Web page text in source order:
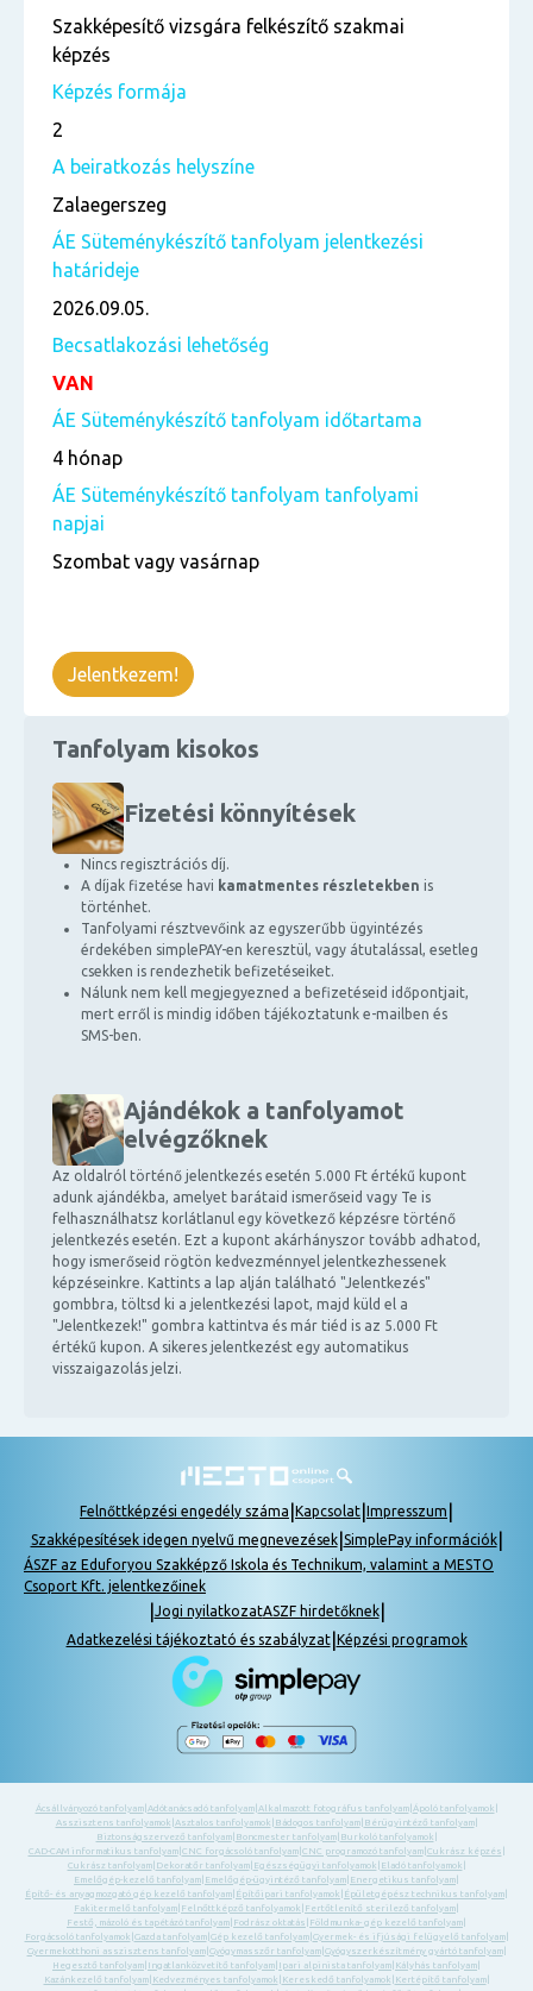
Tanfolyam kisokos
Fizetési könnyítések
Nincs regisztrációs díj.
A díjak fizetése havi kamatmentes részletekben is
történhet.
Tanfolyami résztvevőink az egyszerűbb ügyintézés
érdekében simplePAY-en keresztül, vagy átutalással, esetleg
csekken is rendezhetik befizetéseiket.
Nálunk nem kell megjegyezned a befizetéseid időpontjait,
mert erről is mindig időben tájékoztatunk e-mailben és
SMS-ben.
Ajándékok a tanfolyamot
elvégzőknek
Az oldalról történő jelentkezés esetén 5.000 Ft értékű kupont
adunk ajándékba, amelyet barátaid ismerőseid vagy Te is
felhasználhatsz korlátlanul egy következő képzésre történő
jelentkezés esetén. Ezt a kupont akárhányszor tovább adhatod,
hogy ismerőseid rögtön kedvezménnyel jelentkezhessenek
képzéseinkre. Kattints a lap alján található "Jelentkezés"
gombbra, töltsd ki a jelentkezési lapot, majd küld el a
"Jelentkezek!" gombra kattintva és már tiéd is az 5.000 Ft
értékű kupon. A sikeres jelentkezést egy automatikus
visszaigazolás jelzi.
Szakképesítő vizsgára felkészítő szakmai
képzés
Képzés formája
2
A beiratkozás helyszíne
Zalaegerszeg
ÁE Süteménykészítő tanfolyam jelentkezési
határideje
2026.09.05.
Becsatlakozási lehetőség
VAN
ÁE Süteménykészítő tanfolyam időtartama
4 hónap
ÁE Süteménykészítő tanfolyam tanfolyami
napjai
Szombat vagy vasárnap
Jelentkezem!
Felnőttképzési engedély száma Kapcsolat Impresszum
Szakképesítések idegen nyelvű megnevezések| SimplePay információk|
ÁSZF az Eduforyou Szakképző Iskola és Technikum, valamint a MESTO
Csoport Kft. jelentkezőinek
Jogi nyilatkozatASZF hirdetőknek|
Adatkezelési tájékoztató és szabályzat| Képzési programok
Ácsállványozó tanfolyam| Adótanácsadó tanfolyam| Alkalmazott fotográfus tanfolyam| Ápoló tanfolyamok
Asszisztens tanfolyamok Asztalos tanfolyamok Bádogos tanfolyam| Bérügyintéző tanfolyam|
Biztonságszervező tanfolyam| Boncmester tanfolyam| Burkoló tanfolyamok
CAD-CAM informatikus tanfolyam| CNC forgácsoló tanfolyam| CNC programozó tanfolyam| Cukrász képzés
Cukrász tanfolyam| Dekoratőr tanfolyam| Egészségügyi tanfolyamok Eladó tanfolyamok
Emelőgép-kezelő tanfolyam Emelőgép-ügyintéző tanfolyam Energetikus tanfolyam
Építő- és anyagmozgató gép kezelő tanfolyam Építőipari tanfolyamok Épületgépész technikus tanfolyam
Fakitermelő tanfolyam Felnőttképző tanfolyamok Fertőtlenítő sterilező tanfolyam
Festő, mázoló és tapétázó tanfolyam Fodrász oktatás Földmunka- gép kezelő tanfolyam
Forgácsoló tanfolyamok Gazda tanfolyam| Gép kezelő tanfolyam| Gyermek- és ifjúsági felügyelő tanfolyam|
Gyermekotthoni asszisztens tanfolyam| Gyógymasszőr tanfolyam| Gyógyszerkészítmény gyártó tanfolyam|
Hegesztő tanfolyam Ingatlanközvetítő tanfolyam Ipari alpinista tanfolyam Kályhás tanfolyam
Kazánkezelő tanfolyam| Kedvezményes tanfolyamok Kereskedő tanfolyamok Kertépítő tanfolyam|